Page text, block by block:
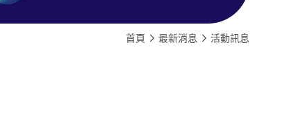
首頁 最新消息 活動訊息